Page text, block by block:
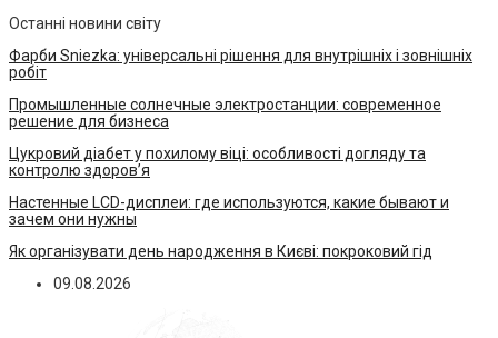
Останні новини світу
Фарби Sniezka: універсальні рішення для внутрішніх і зовнішніх
робіт
Промышленные солнечные электростанции: современное
решение для бизнеса
Цукровий діабет у похилому віці: особливості догляду та
контролю здоров’я
Настенные LCD-дисплеи: где используются, какие бывают и
зачем они нужны
Як організувати день народження в Києві: покроковий гід
09.08.2026